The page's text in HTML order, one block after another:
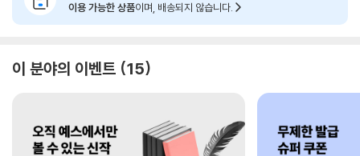
이용 가능한 상품이며, 배송되지 않습니다.
이 분야의 이벤트 15